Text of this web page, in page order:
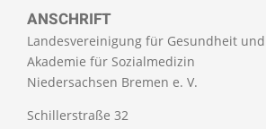
ANSCHRIFT
Landesvereinigung für Gesundheit und
Akademie für Sozialmedizin
Niedersachsen Bremen e. V.
Schillerstraße 32